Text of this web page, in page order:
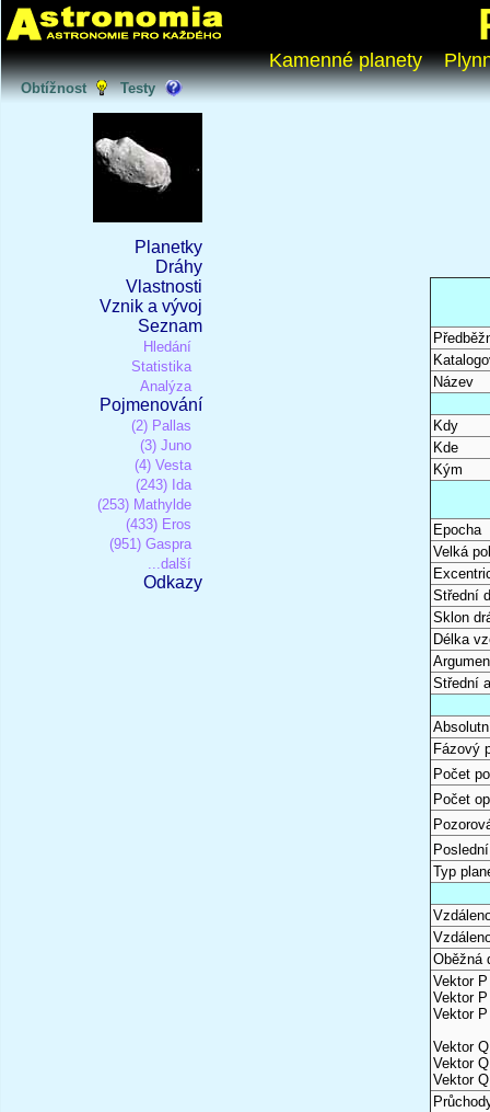
Kamenné planety
Obtížnost Testy
Planetky
Dráhy
Vlastnosti
Vznik a vývoj
Seznam
Hledání
Statistika
Analýza
Pojmenování
(2) Pallas
(3) Juno
(4) Vesta
(243) Ida
(253) Mathylde
(433) Eros
(951) Gaspra
...další
Odkazy
Název
Kdy
Kde
Kým
Epocha
Velká
Střední
Sklon
Délka
Střední
Fázový
Počet
Počet
Typ
Oběžná
Vektor
Vektor
Vektor
Vektor
Vektor
Vektor